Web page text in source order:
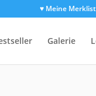
♥ Meine
Galerie